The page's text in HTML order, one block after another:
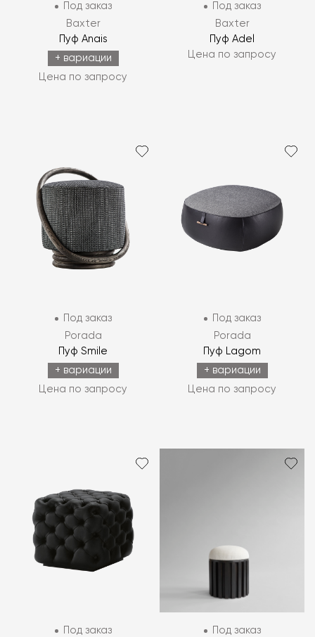
Под заказ
Baxter
Пуф Anais
+ вариации
Цена по запросу
Под заказ
Baxter
Пуф Adel
Цена по запросу
Под заказ
Porada
Пуф Smile
+ вариации
Цена по запросу
Под заказ
Porada
Пуф Lagom
+ вариации
Цена по запросу
Под заказ
Под заказ